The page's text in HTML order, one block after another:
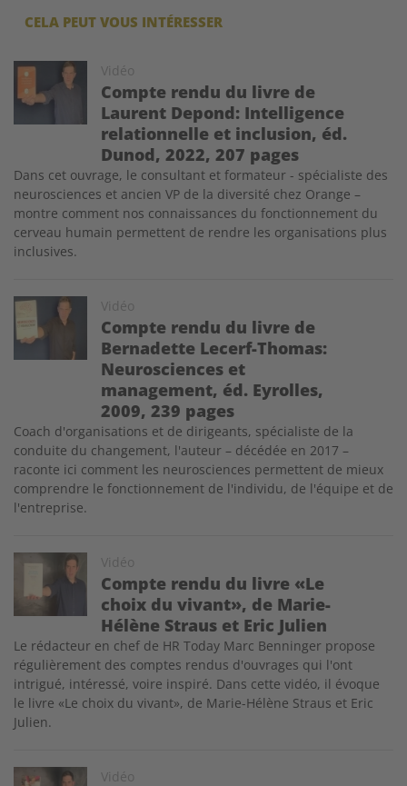
CELA PEUT VOUS INTÉRESSER
Vidéo
Compte rendu du livre de
Laurent Depond: Intelligence
relationnelle et inclusion, éd.
Dunod, 2022, 207 pages
Image
Dans cet ouvrage, le consultant et formateur - spécialiste des
neurosciences et ancien VP de la diversité chez Orange –
montre comment nos connaissances du fonctionnement du
cerveau humain permettent de rendre les organisations plus
inclusives.
Vidéo
Compte rendu du livre de
Bernadette Lecerf-Thomas:
Neurosciences et
management, éd. Eyrolles,
2009, 239 pages
Image
Coach d'organisations et de dirigeants, spécialiste de la
conduite du changement, l'auteur – décédée en 2017 –
raconte ici comment les neurosciences permettent de mieux
comprendre le fonctionnement de l'individu, de l'équipe et de
l'entreprise.
Vidéo
Compte rendu du livre «Le
choix du vivant», de Marie-
Hélène Straus et Eric Julien
Image
Le rédacteur en chef de HR Today Marc Benninger propose
régulièrement des comptes rendus d'ouvrages qui l'ont
intrigué, intéressé, voire inspiré. Dans cette vidéo, il évoque
le livre «Le choix du vivant», de Marie-Hélène Straus et Eric
Julien.
Vidéo
Image